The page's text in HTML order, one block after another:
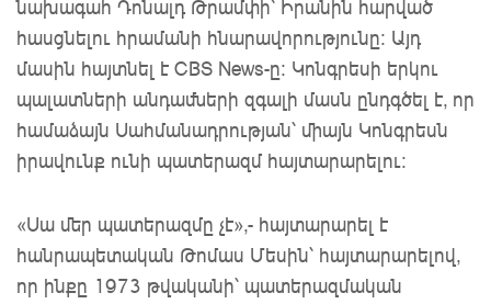
նախագահ Դոնալդ Թրամփի՝ Իրանին հարված
հասցնելու հրամանի հնարավորությունը։ Այդ
մասին հայտնել է CBS News-ը։ Կոնգրեսի երկու
պալատների անդամների զգալի մասն ընդգծել է, որ
համաձայն Սահմանադրության՝ միայն Կոնգրեսն
իրավունք ունի պատերազմ հայտարարելու։
«Սա մեր պատերազմը չէ»,- հայտարարել է
հանրապետական Թոմաս Մեսին՝ հայտարարելով,
որ ինքը 1973 թվականի՝ պատերազմական